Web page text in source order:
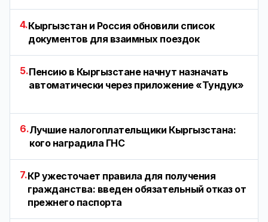
4.Кыргызстан и Россия обновили список
документов для взаимных поездок
5.Пенсию в Кыргызстане начнут назначать
автоматически через приложение «Тундук»
6.Лучшие налогоплательщики Кыргызстана:
кого наградила ГНС
7.КР ужесточает правила для получения
гражданства: введен обязательный отказ от
прежнего паспорта